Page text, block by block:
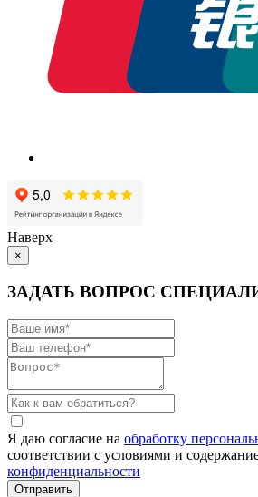
Наверх
×
ЗАДАТЬ ВОПРОС
Я даю согласие на обработку
соответствии с условиями и
конфиденциальности